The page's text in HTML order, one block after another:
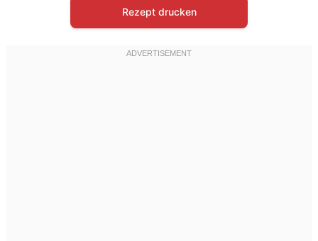
Rezept drucken